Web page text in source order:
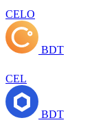
CELO
BDT
CEL
BDT